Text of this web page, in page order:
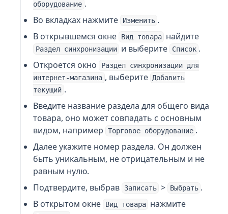
оборудование .
Во вкладках нажмите
Изменить .
В открывшемся окне
Вид товара найдите
Раздел синхронизации и выберите Список .
Откроется окно
Раздел синхронизации для
интернет-магазина , выберите Добавить
текущий .
Введите название раздела для общего вида
товара, оно может совпадать с основным
видом, например
Торговое оборудование .
Далее укажите номер раздела. Он должен
быть уникальным, не отрицательным и не
равным нулю.
Подтвердите, выбрав
Записать > Выбрать .
В открытом окне
Вид товара нажмите